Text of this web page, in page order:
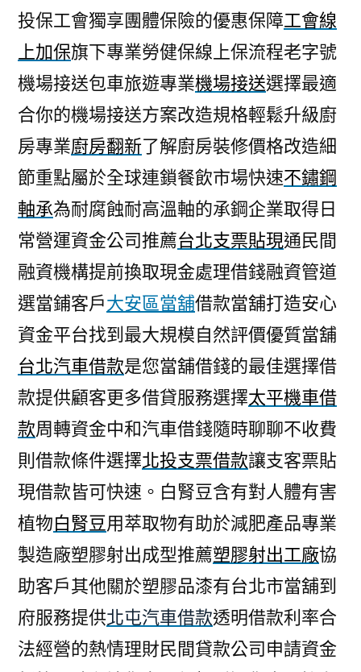
投保工會獨享團體保險的優惠保障工會線
上加保旗下專業勞健保線上保流程老字號
機場接送包車旅遊專業機場接送選擇最適
合你的機場接送方案改造規格輕鬆升級廚
房專業廚房翻新了解廚房裝修價格改造細
節重點屬於全球連鎖餐飲市場快速不鏽鋼
軸承為耐腐蝕耐高溫軸的承鋼企業取得日
常營運資金公司推薦台北支票貼現通民間
融資機構提前換取現金處理借錢融資管道
選當鋪客戶大安區當舖借款當舖打造安心
資金平台找到最大規模自然評價優質當舖
台北汽車借款是您當舖借錢的最佳選擇借
款提供顧客更多借貸服務選擇太平機車借
款周轉資金中和汽車借錢隨時聊聊不收費
則借款條件選擇北投支票借款讓支客票貼
現借款皆可快速。白腎豆含有對人體有害
植物白腎豆用萃取物有助於減肥產品專業
製造廠塑膠射出成型推薦塑膠射出工廠協
助客戶其他關於塑膠品漆有台北市當舖到
府服務提供北屯汽車借款透明借款利率合
法經營的熱情理財民間貸款公司申請資金